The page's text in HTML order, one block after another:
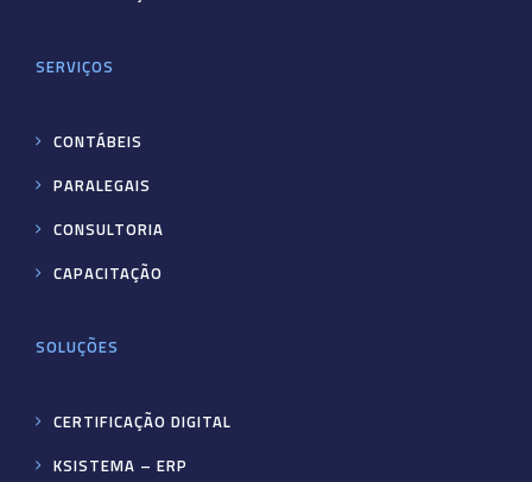
SERVIÇOS
CONTÁBEIS
PARALEGAIS
CONSULTORIA
CAPACITAÇÃO
SOLUÇÕES
CERTIFICAÇÃO DIGITAL
KSISTEMA – ERP